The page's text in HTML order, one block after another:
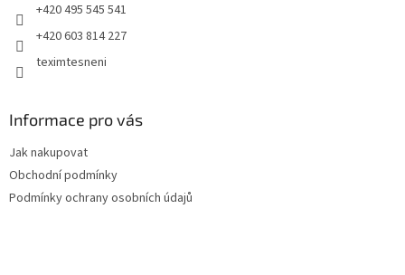
+420 495 545 541
+420 603 814 227
teximtesneni
Informace pro vás
Jak nakupovat
Obchodní podmínky
Podmínky ochrany osobních údajů